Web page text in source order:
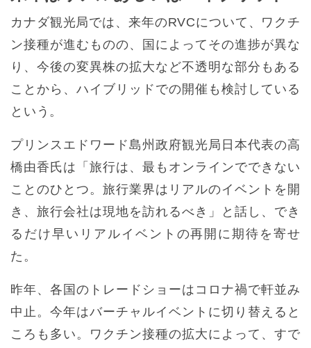
カナダ観光局では、来年のRVCについて、ワクチ
ン接種が進むものの、国によってその進捗が異な
り、今後の変異株の拡大など不透明な部分もある
ことから、ハイブリッドでの開催も検討している
という。
プリンスエドワード島州政府観光局日本代表の高
橋由香氏は「旅行は、最もオンラインでできない
ことのひとつ。旅行業界はリアルのイベントを開
き、旅行会社は現地を訪れるべき」と話し、でき
るだけ早いリアルイベントの再開に期待を寄せ
た。
昨年、各国のトレードショーはコロナ禍で軒並み
中止。今年はバーチャルイベントに切り替えると
ころも多い。ワクチン接種の拡大によって、すで